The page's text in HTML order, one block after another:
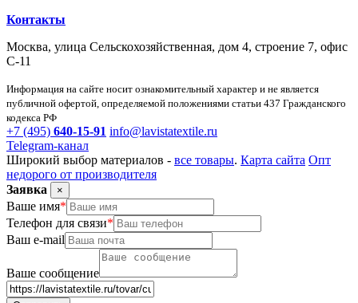
Контакты
Москва, улица Сельскохозяйственная, дом 4, строение 7, офис
С-11
Информация на сайте носит ознакомительный характер и не является
публичной офертой, определяемой положениями статьи 437 Гражданского
кодекса РФ
+7 (495) 640-15-91 info@lavistatextile.ru
Telegram-канал
Широкий выбор материалов - все товары. Карта сайта Опт
недорого от производителя
Заявка
×
Ваше имя*
Телефон для связи*
Ваш e-mail
Ваше сообщение